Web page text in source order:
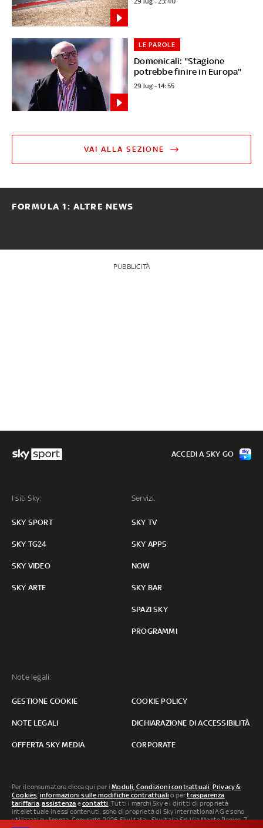
Domenicali: "Stagione
potrebbe finire in Europa"
LE PAROLE
29 lug - 14:55
VAI ALLA SEZIONE
FORMULA 1: ALTRE NEWS
PUBBLICITÀ
I siti Sky:
SKY SPORT
SKY TG24
SKY VIDEO
SKY ARTE
Servizi:
SKY TV
SKY APPS
NOW
SKY BAR
SPAZI SKY
PROGRAMMI
Note legali:
GESTIONE COOKIE COOKIE POLICY
NOTE LEGALI DICHIARAZIONE DI ACCESSIBILITÀ
OFFERTA SKY MEDIA CORPORATE
ACCEDI A SKY GO
Per il consumatore clicca qui per iModuli, Condizioni contrattuali, Privacy &
Cookies, informazioni sulle modifiche contrattuali o pertrasparenza
tariffaria,assistenza econtatti. Tutti i marchi Sky e i diritti di proprietà
intellettuale in essi contenuti, sono di proprietà di Sky international AG e sono
utilizzati su licenza. Copyright 2026 Sky Italia - Sky Italia Srl Via Monte Penice, 7 -